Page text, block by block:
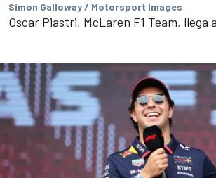
Simon Galloway / Motorsport Images
Oscar Piastri, McLaren F1 Team, llega